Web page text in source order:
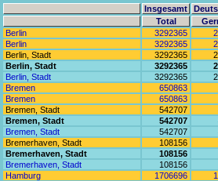
Insgesamt
Total
Berlin
3292365
Berlin
3292365
Berlin, Stadt
3292365
Berlin, Stadt
3292365
Berlin, Stadt
3292365
Bremen
650863
Bremen
650863
Bremen, Stadt
542707
Bremen, Stadt
542707
Bremen, Stadt
542707
Bremerhaven, Stadt
108156
Bremerhaven, Stadt
108156
Bremerhaven, Stadt
108156
Hamburg
1706696